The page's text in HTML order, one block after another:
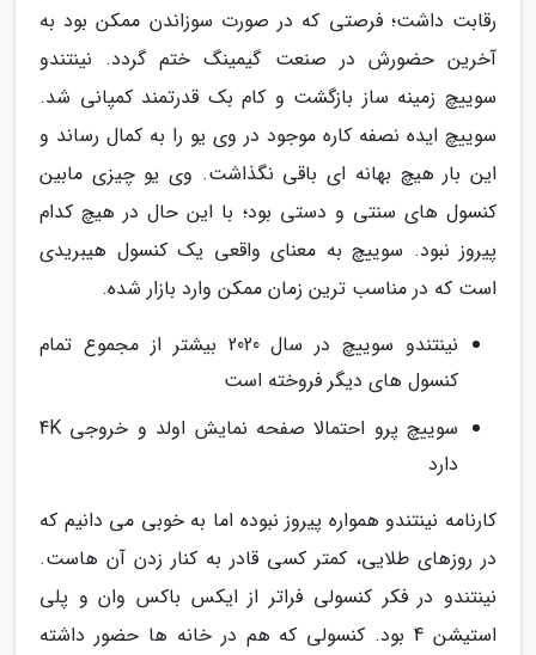
رقابت داشت؛ فرصتی که در صورت سوزاندن ممکن بود به
آخرین حضورش در صنعت گیمینگ ختم گردد. نینتندو
سوییچ زمینه ساز بازگشت و کام بک قدرتمند کمپانی شد.
سوییچ ایده نصفه کاره موجود در وی یو را به کمال رساند و
این بار هیچ بهانه ای باقی نگذاشت. وی یو چیزی مابین
کنسول های سنتی و دستی بود؛ با این حال در هیچ کدام
پیروز نبود. سوییچ به معنای واقعی یک کنسول هیبریدی
است که در مناسب ترین زمان ممکن وارد بازار شده.
نینتندو سوییچ در سال 2020 بیشتر از مجموع تمام
کنسول های دیگر فروخته است
سوییچ پرو احتمالا صفحه نمایش اولد و خروجی 4K
دارد
کارنامه نینتندو همواره پیروز نبوده اما به خوبی می دانیم که
در روزهای طلایی، کمتر کسی قادر به کنار زدن آن هاست.
نینتندو در فکر کنسولی فراتر از ایکس باکس وان و پلی
استیشن 4 بود. کنسولی که هم در خانه ها حضور داشته